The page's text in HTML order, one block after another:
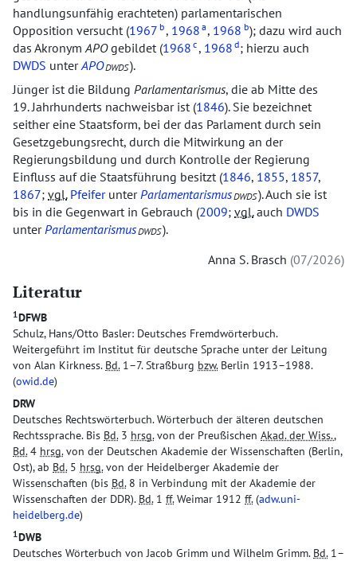
handlungsunfähig erachteten) parlamentarischen
Opposition versucht (1967 b , 1968 a , 1968 b); dazu wird auch
das AkronymAPOgebildet (1968 c , 1968 d; hierzu auch
DWDS unterAPODWDS).
Jünger ist die Bildung Parlamentarismus, die ab Mitte des
19. Jahrhunderts nachweisbar ist (1846). Sie bezeichnet
seither eine Staatsform, bei der das Parlament durch sein
Gesetzgebungsrecht, durch die Mitwirkung an der
Regierungsbildung und durch Kontrolle der Regierung
Einfluss auf die Staatsführung besitzt (1846, 1855, 1857,
1867; vgl. PfeiferunterParlamentarismusDWDS). Auch sie ist
bis in die Gegenwart in Gebrauch (2009; vgl.auch DWDS
unterParlamentarismusDWDS).
Anna S. Brasch 07/2026
Literatur
1 DFWB
Schulz, Hans/Otto Basler: Deutsches Fremdwörterbuch.
Weitergeführt im Institut für deutsche Sprache unter der Leitung
von Alan Kirkness. Bd.1–7. Straßburg bzw.Berlin 1913–1988.
(owid.de)
DRW
Deutsches Rechtswörterbuch. Wörterbuch der älteren deutschen
Rechtssprache. Bis Bd.3 hrsg.von der Preußischen Akad. der Wiss.,
Bd.4 hrsg.von der Deutschen Akademie der Wissenschaften (Berlin,
Ost), ab Bd.5 hrsg.von der Heidelberger Akademie der
Wissenschaften (bis Bd.8 in Verbindung mit der Akademie der
Wissenschaften der DDR). Bd.1 ff.Weimar 1912 ff.(adw.uni-
heidelberg.de)
1 DWB
Deutsches Wörterbuch von Jacob Grimm und Wilhelm Grimm. Bd.1–